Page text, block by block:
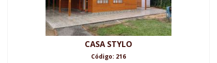
CASA STYLO
Código: 216